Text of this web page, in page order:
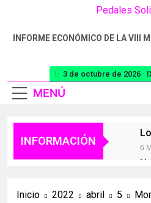
Pedales
INFORME ECONÓMICO DE LA VIII
MENÚ
3 de octubre de 2026 ·
INFORMACIÓN
6
Inicio 2022 abril 5